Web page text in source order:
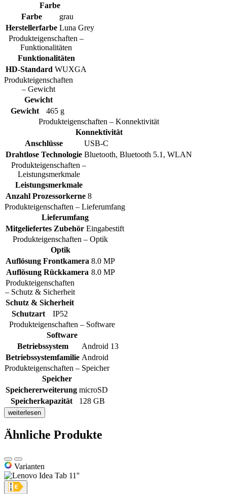
Farbe
Farbe
grau
Herstellerfarbe Luna Grey
Produkteigenschaften –
Funktionalitäten
Funktionalitäten
HD-Standard WUXGA
Produkteigenschaften
– Gewicht
Gewicht
Gewicht
465 g
Produkteigenschaften – Konnektivität
Konnektivität
Anschlüsse
USB-C
Drahtlose Technologie Bluetooth, Bluetooth 5.1, WLAN
Produkteigenschaften –
Leistungsmerkmale
Leistungsmerkmale
Anzahl Prozessorkerne 8
Produkteigenschaften – Lieferumfang
Lieferumfang
Mitgeliefertes Zubehör Eingabestift
Produkteigenschaften – Optik
Optik
Auflösung Frontkamera 8.0 MP
Auflösung Rückkamera 8.0 MP
Produkteigenschaften
– Schutz & Sicherheit
Schutz & Sicherheit
Schutzart
IP52
Produkteigenschaften – Software
Software
Betriebssystem
Android 13
Betriebssystemfamilie Android
Produkteigenschaften – Speicher
Speicher
Speichererweiterung microSD
Speicherkapazität
128 GB
weiterlesen
Ähnliche Produkte
Varianten